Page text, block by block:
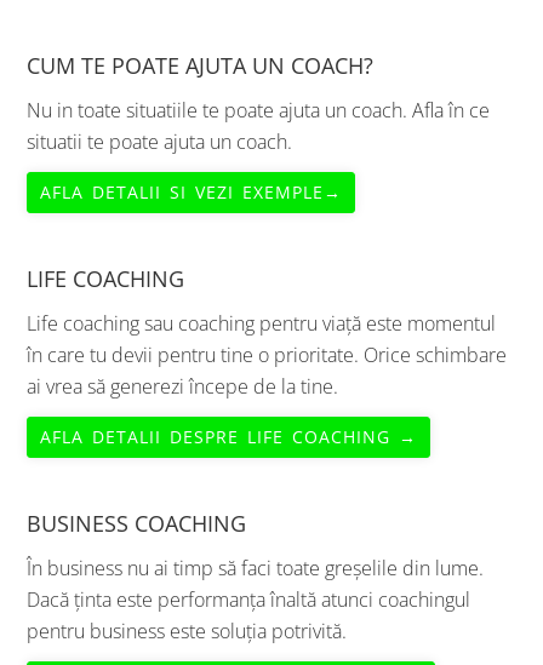
CUM TE POATE AJUTA UN COACH?
Nu in toate situatiile te poate ajuta un coach. Afla în ce
situatii te poate ajuta un coach.
AFLA DETALII SI VEZI EXEMPLE→
LIFE COACHING
Life coaching sau coaching pentru viață este momentul
în care tu devii pentru tine o prioritate. Orice schimbare
ai vrea să generezi începe de la tine.
AFLA DETALII DESPRE LIFE COACHING →
BUSINESS COACHING
În business nu ai timp să faci toate greșelile din lume.
Dacă ținta este performanța înaltă atunci coachingul
pentru business este soluția potrivită.